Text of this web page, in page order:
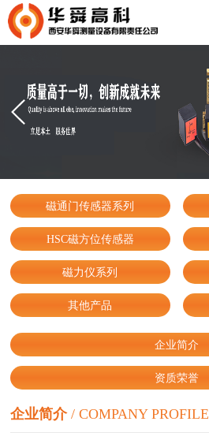
磁通门传感器系列
HSC磁方位传感器
磁力仪系列
其他产品
企业简介
资质荣誉
企业简介 / COMPANY PROFILE